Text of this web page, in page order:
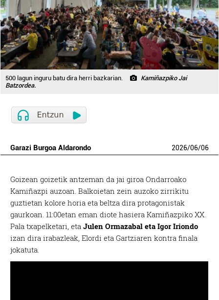
500 lagun inguru batu dira herri bazkarian.
Kamiñazpiko Jai
Batzordea.
Garazi Burgoa Aldarondo 2026/06/06
Goizean goizetik antzeman da jai giroa Ondarroako
Kamiñazpi auzoan. Balkoietan zein auzoko zirrikitu
guztietan kolore horia eta beltza dira protagonistak
gaurkoan. 11:00etan eman diote hasiera Kamiñazpiko XX.
Pala txapelketari, etaJulen Ormazabal eta Igor Iriondo
izan dira irabazleak, Elordi eta Gartziaren kontra finala
jokatuta.